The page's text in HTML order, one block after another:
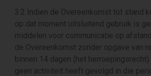
3.2 Indien de Overeenkomst tot stand
op dat moment uitsluitend gebruik is
middelen voor communicatie op
de Overeenkomst zonder opgave van
binnen 14 dagen (het
geen activiteit heeft gevolgd in die